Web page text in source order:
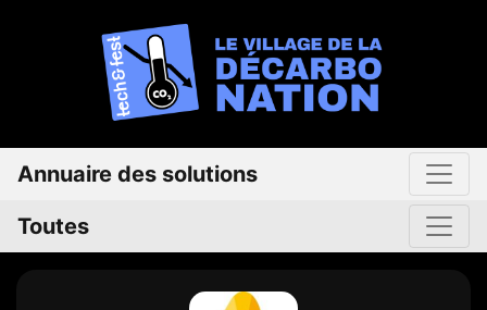
Annuaire des solutions
Toutes